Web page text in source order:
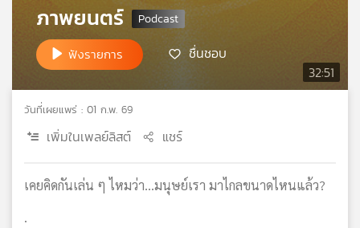
แผนที่
เครือ
ข่าย
32:51
ภาพยนตร์
ฟังรายการ ชื่นชอบ
วันที่เผยแพร่ : 01 ก.พ. 69
เพิ่มในเพลย์ลิสต์ แชร์
เคยคิดกันเล่น ๆ ไหมว่า...มนุษย์เรา มาไกลขนาดไหนแล้ว?
.